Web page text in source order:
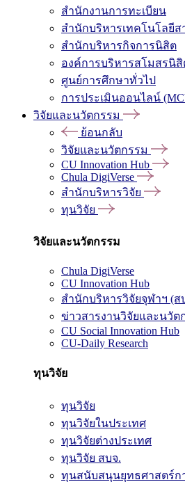
สำนักงานการทะเบียน
สำนักบริหารเทคโนโลยีส
สำนักบริหารกิจการนิสิต
องค์การบริหารสโมสรนิสิ
ศูนย์การศึกษาทั่วไป
การประเมินออนไลน์
วิจัยและนวัตกรรม
ย้อนกลับ
วิจัยและนวัตกรรม
CU Innovation Hub
Chula DigiVerse
สำนักบริหารวิจัย
ทุนวิจัย
วิจัยและนวัตกรรม
Chula DigiVerse
CU Innovation Hub
สำนักบริหารวิจัยจุฬาฯ (ส
ข่าวสารงานวิจัยและนวัต
CU Social Innovation Hub
CU-Daily Research
ทุนวิจัย
ทุนวิจัย
ทุนวิจัยในประเทศ
ทุนวิจัยต่างประเทศ
ทุนวิจัย สบจ.
ทุนสนับสนุนยุทธศาสตร์ก